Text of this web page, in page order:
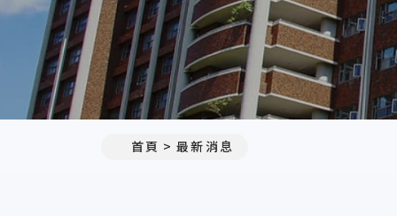
首頁 最新消息